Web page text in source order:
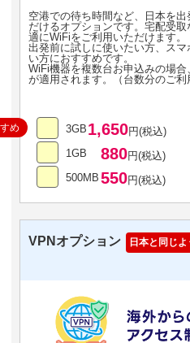
空港での待ち時間など、日本を
だけるオプションです。宅配受
適にWiFiをご利用いただけます。
出発前に試しに使いたい方、ス
い方におすすめです。
WiFi機器を複数台お申込みの場
が適用されます。（台数分のご利
3GB 1,650円(税込)
め
1GB 880円(税込)
500MB 550円(税込)
VPNオプション 日本と同じ